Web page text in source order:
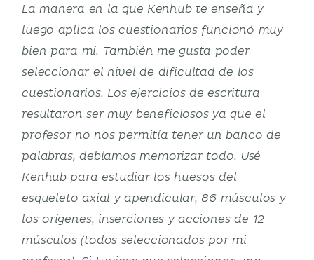
La manera en la que Kenhub te enseña y
luego aplica los cuestionarios funcionó muy
bien para mí. También me gusta poder
seleccionar el nivel de dificultad de los
cuestionarios. Los ejercicios de escritura
resultaron ser muy beneficiosos ya que el
profesor no nos permitía tener un banco de
palabras, debíamos memorizar todo. Usé
Kenhub para estudiar los huesos del
esqueleto axial y apendicular, 86 músculos y
los orígenes, inserciones y acciones de 12
músculos (todos seleccionados por mi